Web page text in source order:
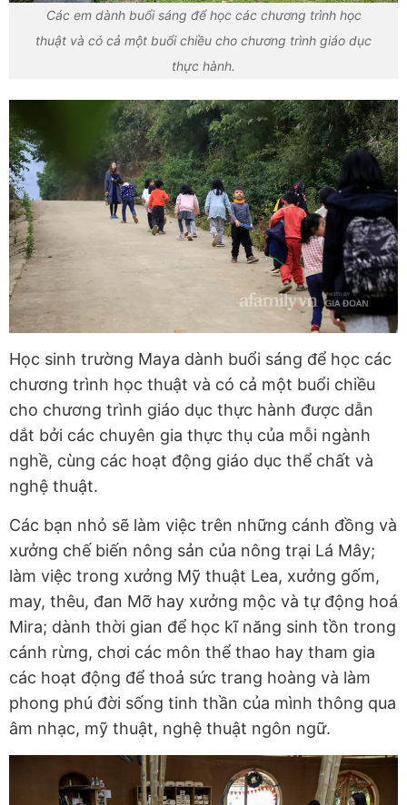
Các em dành buổi sáng để học các chương trình học
thuật và có cả một buổi chiều cho chương trình giáo dục
thực hành.
Học sinh trường Maya dành buổi sáng để học các
chương trình học thuật và có cả một buổi chiều
cho chương trình giáo dục thực hành được dẫn
dắt bởi các chuyên gia thực thụ của mỗi ngành
nghề, cùng các hoạt động giáo dục thể chất và
nghệ thuật.
Các bạn nhỏ sẽ làm việc trên những cánh đồng và
xưởng chế biến nông sản của nông trại Lá Mây;
làm việc trong xưởng Mỹ thuật Lea, xưởng gốm,
may, thêu, đan Mỡ hay xưởng mộc và tự động hoá
Mira; dành thời gian để học kĩ năng sinh tồn trong
cánh rừng, chơi các môn thể thao hay tham gia
các hoạt động để thoả sức trang hoàng và làm
phong phú đời sống tinh thần của mình thông qua
âm nhạc, mỹ thuật, nghệ thuật ngôn ngữ.